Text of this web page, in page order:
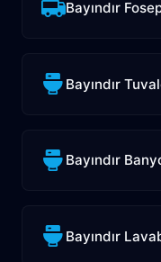
Bayındır
Bayındır
Bayındır
Bayındır